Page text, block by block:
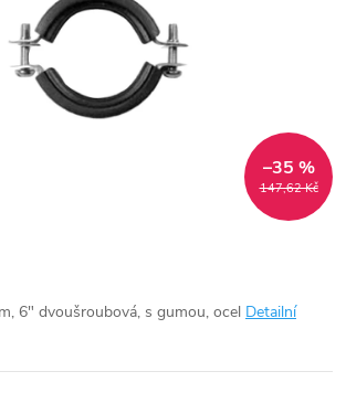
147,62 Kč
–35 %
6" dvoušroubová, s gumou, ocel Detailní